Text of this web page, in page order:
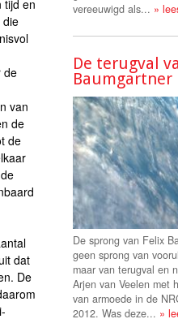
tijd en
die
de
van
de
de
dat
De
vereeuwigd als... »
De terugval
Baumgartner
De sprong van Felix
geen sprong van
maar van terugval en
Arjen van Veelen met
van armoede in de
2012. Was deze... »